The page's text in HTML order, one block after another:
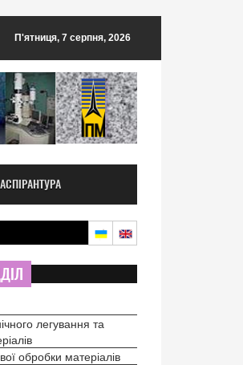
П'ятниця, 7 серпня, 2026
АСПІРАНТУРА
легування та
обробки матеріалів